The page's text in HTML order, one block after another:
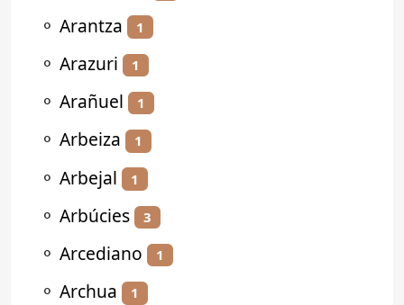
⚬ Arantza 1
⚬ Arazuri 1
⚬ Arañuel 1
⚬ Arbeiza 1
⚬ Arbejal 1
⚬ Arbúcies 3
⚬ Arcediano 1
⚬ Archua 1